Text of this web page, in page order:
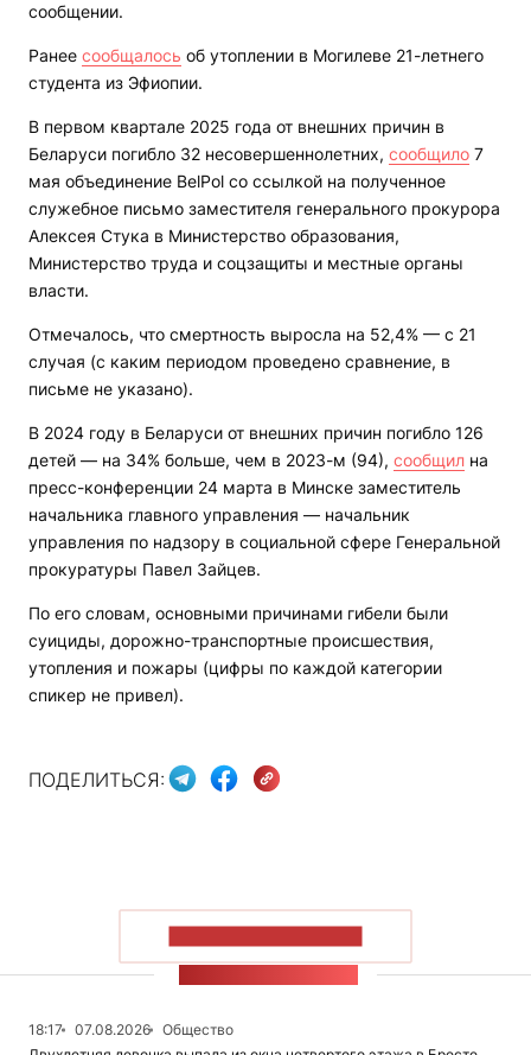
сообщении.
Ранее сообщалось об утоплении в Могилеве 21-летнего
студента из Эфиопии.
В первом квартале 2025 года от внешних причин в
Беларуси погибло 32 несовершеннолетних, сообщило 7
мая объединение BelPol со ссылкой на полученное
служебное письмо заместителя генерального прокурора
Алексея Стука в Министерство образования,
Министерство труда и соцзащиты и местные органы
власти.
Отмечалось, что смертность выросла на 52,4% — с 21
случая (с каким периодом проведено сравнение, в
письме не указано).
В 2024 году в Беларуси от внешних причин погибло 126
детей — на 34% больше, чем в 2023-м (94), сообщил на
пресс-конференции 24 марта в Минске заместитель
начальника главного управления — начальник
управления по надзору в социальной сфере Генеральной
прокуратуры Павел Зайцев.
По его словам, основными причинами гибели были
суициды, дорожно-транспортные происшествия,
утопления и пожары (цифры по каждой категории
спикер не привел).
ПОДЕЛИТЬСЯ:
18:17 07.08.2026
Общество